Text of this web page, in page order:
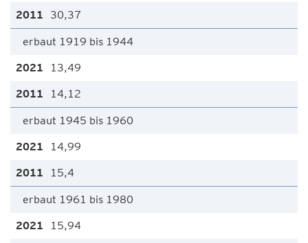
30,37
erbaut 1919 bis 1944
13,49
14,12
erbaut 1945 bis 1960
14,99
15,4
erbaut 1961 bis 1980
15,94